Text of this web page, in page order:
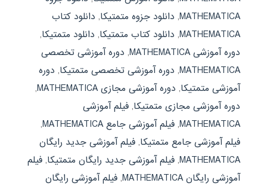
MATHEMATICA
, دانلود جزوه متمتیکا, دانلود کتاب
MATHEMATICA
, دانلود کتاب متمتیکا, دانلود متمتیکا,
دوره آموزشی MATHEMATICA
, دوره آموزشی تخصصی
MATHEMATICA
, دوره آموزشی تخصصی متمتیکا, دوره
آموزشی متمتیکا, دوره آموزشی مجازی MATHEMATICA
,
دوره آموزشی مجازی متمتیکا, فیلم آموزشی
MATHEMATICA
, فیلم آموزشی جامع MATHEMATICA
,
فیلم آموزشی جامع متمتیکا, فیلم آموزشی جدید رایگان
MATHEMATICA
, فیلم آموزشی جدید رایگان متمتیکا, فیلم
آموزشی رایگان MATHEMATICA
, فیلم آموزشی رایگان